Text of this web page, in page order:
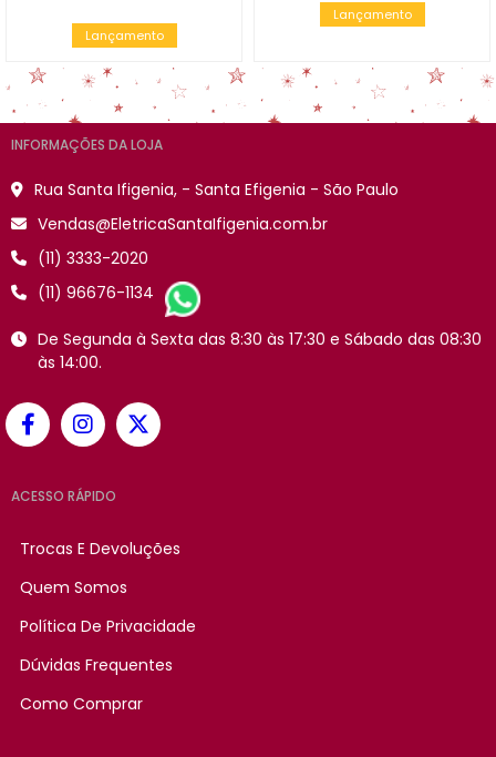
Lançamento
Lançamento
INFORMAÇÕES DA LOJA
Rua Santa Ifigenia, - Santa Efigenia - São Paulo
Vendas@EletricaSantaIfigenia.com.br
(11) 3333-2020
(11) 96676-1134
De Segunda à Sexta das 8:30 às 17:30 e Sábado das 08:30
às 14:00.
ACESSO RÁPIDO
Trocas E Devoluções
Quem Somos
Política De Privacidade
Dúvidas Frequentes
Como Comprar